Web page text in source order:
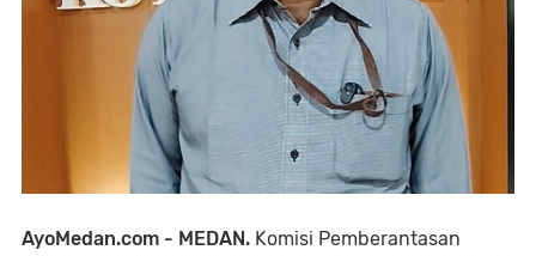
AyoMedan.com - MEDAN. Komisi Pemberantasan